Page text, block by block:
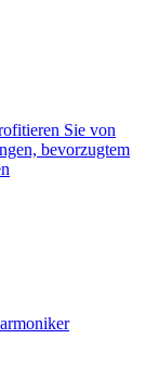
Sie von
bevorzugtem